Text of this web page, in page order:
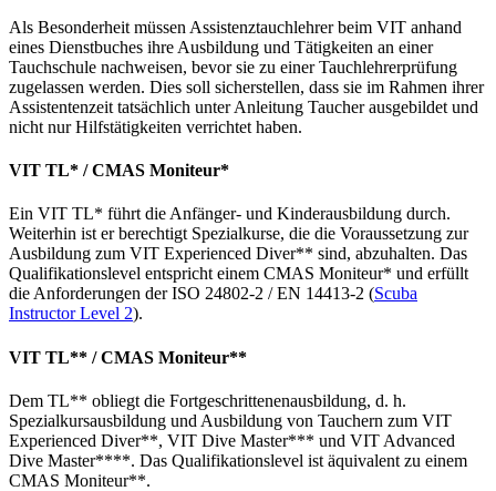
Als Besonderheit müssen Assistenztauchlehrer beim VIT anhand
eines Dienstbuches ihre Ausbildung und Tätigkeiten an einer
Tauchschule nachweisen, bevor sie zu einer Tauchlehrerprüfung
zugelassen werden. Dies soll sicherstellen, dass sie im Rahmen ihrer
Assistentenzeit tatsächlich unter Anleitung Taucher ausgebildet und
nicht nur Hilfstätigkeiten verrichtet haben.
VIT TL* / CMAS Moniteur*
Ein VIT TL* führt die Anfänger- und Kinderausbildung durch.
Weiterhin ist er berechtigt Spezialkurse, die die Voraussetzung zur
Ausbildung zum VIT Experienced Diver** sind, abzuhalten. Das
Qualifikationslevel entspricht einem CMAS Moniteur* und erfüllt
die Anforderungen der ISO 24802-2 / EN 14413-2 (Scuba
Instructor Level 2).
VIT TL** / CMAS Moniteur**
Dem TL** obliegt die Fortgeschrittenenausbildung, d. h.
Spezialkursausbildung und Ausbildung von Tauchern zum VIT
Experienced Diver**, VIT Dive Master*** und VIT Advanced
Dive Master****. Das Qualifikationslevel ist äquivalent zu einem
CMAS Moniteur**.